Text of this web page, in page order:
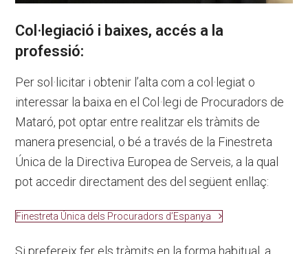
Col·legiació i baixes, accés a la
professió:
Per sol·licitar i obtenir l’alta com a col·legiat o
interessar la baixa en el Col·legi de Procuradors de
Mataró, pot optar entre realitzar els tràmits de
manera presencial, o bé a través de la Finestreta
Única de la Directiva Europea de Serveis, a la qual
pot accedir directament des del següent enllaç:
Finestreta Única dels Procuradors d’Espanya
Si prefereix fer els tràmits en la forma habitual, a